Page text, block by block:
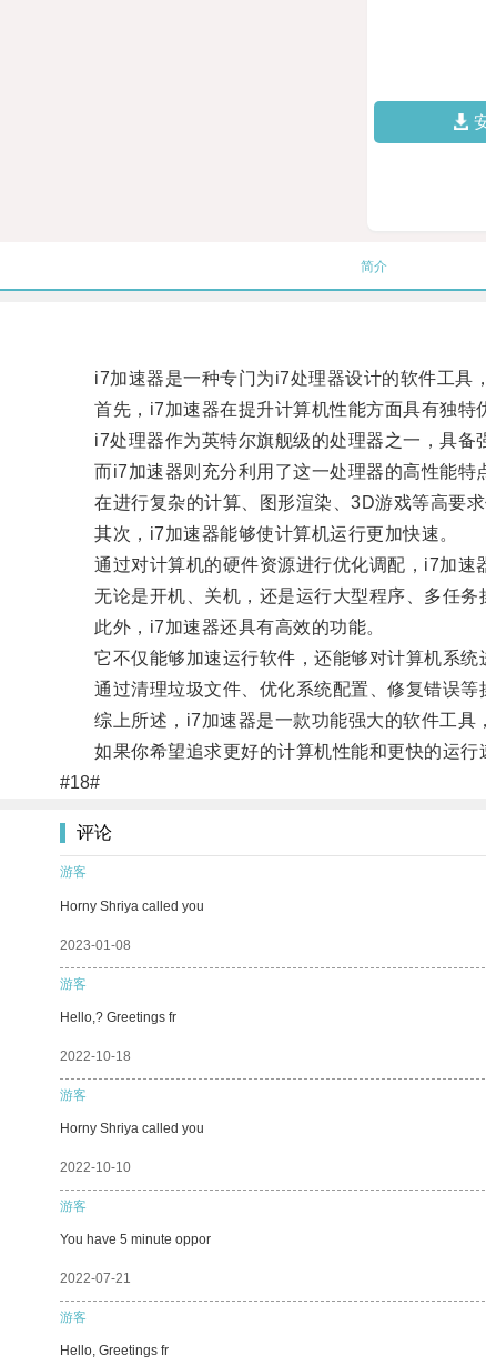
简介
i7加速器是一种专门为i7处理器设计的软件工具，
首先，i7加速器在提升计算机性能方面具有独特
i7处理器作为英特尔旗舰级的处理器之一，具备
而i7加速器则充分利用了这一处理器的高性能特
在进行复杂的计算、图形渲染、3D游戏等高要求
其次，i7加速器能够使计算机运行更加快速。
通过对计算机的硬件资源进行优化调配，i7加速
无论是开机、关机，还是运行大型程序、多任务
此外，i7加速器还具有高效的功能。
它不仅能够加速运行软件，还能够对计算机系统
通过清理垃圾文件、优化系统配置、修复错误等
综上所述，i7加速器是一款功能强大的软件工具
如果你希望追求更好的计算机性能和更快的运行
#18#
评论
游客
Horny Shriya called you
2023-01-08
游客
Hello,? Greetings fr
2022-10-18
游客
Horny Shriya called you
2022-10-10
游客
You have 5 minute oppor
2022-07-21
游客
Hello, Greetings fr